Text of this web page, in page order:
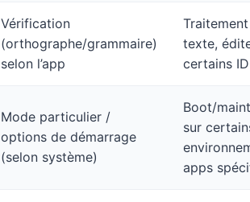
Vérification
(orthographe/grammaire)
selon l’app
texte,
certains
Mode particulier /
options de démarrage
(selon système)
Boot/
sur
apps